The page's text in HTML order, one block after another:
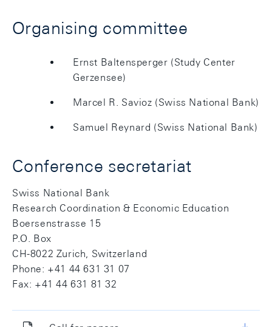
Organising committee
Ernst Baltensperger (Study Center
Gerzensee)
Marcel R. Savioz (Swiss National Bank)
Samuel Reynard (Swiss National Bank)
Conference secretariat
Swiss National Bank
Research Coordination & Economic Education
Boersenstrasse 15
P.O. Box
CH-8022 Zurich, Switzerland
Phone: +41 44 631 31 07
Fax: +41 44 631 81 32